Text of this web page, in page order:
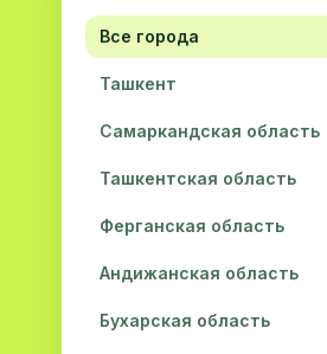
Все города
Ташкент
Самаркандская область
Ташкентская область
Ферганская область
Андижанская область
Бухарская область